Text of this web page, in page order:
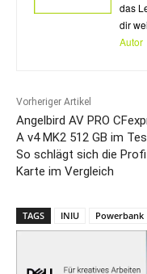
das
dir
Autor
Vorheriger Artikel
Angelbird AV PRO
A v4 MK2 512 GB im
So schlägt sich die
Karte im Vergleich
TAGS INIU Powerbank